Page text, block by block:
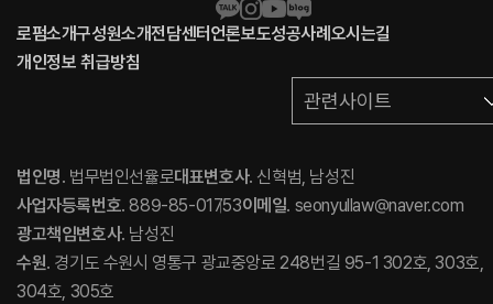
로펌소개구성원소개전담센터언론보도성공사례 오시는길
개인정보 취급방침
관련사이트
법인명. 법무법인선율로대표변호사. 신혁범, 남성진
사업자등록번호. 889-85-01753이메일. seonyullaw@naver.com
광고책임변호사. 남성진
수원. 경기도 수원시 영통구 광교중앙로 248번길 95-1 302호, 303호,
304호, 305호